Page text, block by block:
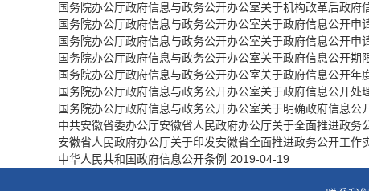
国务院办公厅政府信息与政务公开办公室关于机构改革后政府
国务院办公厅政府信息与政务公开办公室关于政府信息公开申
国务院办公厅政府信息与政务公开办公室关于政府信息公开申
国务院办公厅政府信息与政务公开办公室关于政府信息公开期
国务院办公厅政府信息与政务公开办公室关于政府信息公开年
国务院办公厅政府信息与政务公开办公室关于政府信息公开处
国务院办公厅政府信息与政务公开办公室关于明确政府信息公
中共安徽省委办公厅安徽省人民政府办公厅关于全面推进政务
安徽省人民政府办公厅关于印发安徽省全面推进政务公开工作
中华人民共和国政府信息公开条例 2019-04-19